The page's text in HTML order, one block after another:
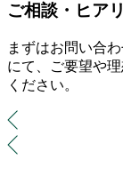
ご相談・ヒア
まずはお問い合
にて、ご要望や
ください。